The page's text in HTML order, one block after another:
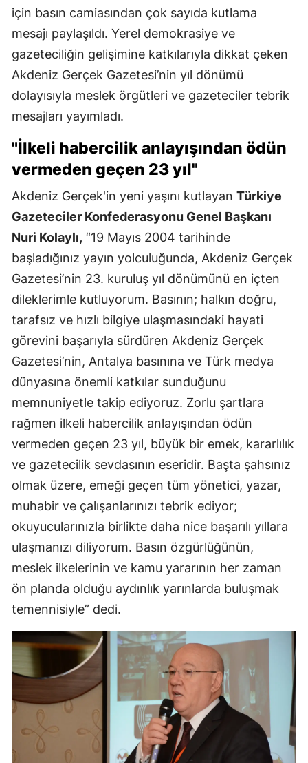
için basın camiasından çok sayıda kutlama
mesajı paylaşıldı. Yerel demokrasiye ve
gazeteciliğin gelişimine katkılarıyla dikkat çeken
Akdeniz Gerçek Gazetesi’nin yıl dönümü
dolayısıyla meslek örgütleri ve gazeteciler tebrik
mesajları yayımladı.
"İlkeli habercilik anlayışından ödün
vermeden geçen 23 yıl"
Akdeniz Gerçek'in yeni yaşını kutlayan Türkiye
Gazeteciler Konfederasyonu Genel Başkanı
Nuri Kolaylı, “19 Mayıs 2004 tarihinde
başladığınız yayın yolculuğunda, Akdeniz Gerçek
Gazetesi’nin 23. kuruluş yıl dönümünü en içten
dileklerimle kutluyorum. Basının; halkın doğru,
tarafsız ve hızlı bilgiye ulaşmasındaki hayati
görevini başarıyla sürdüren Akdeniz Gerçek
Gazetesi’nin, Antalya basınına ve Türk medya
dünyasına önemli katkılar sunduğunu
memnuniyetle takip ediyoruz. Zorlu şartlara
rağmen ilkeli habercilik anlayışından ödün
vermeden geçen 23 yıl, büyük bir emek, kararlılık
ve gazetecilik sevdasının eseridir. Başta şahsınız
olmak üzere, emeği geçen tüm yönetici, yazar,
muhabir ve çalışanlarınızı tebrik ediyor;
okuyucularınızla birlikte daha nice başarılı yıllara
ulaşmanızı diliyorum. Basın özgürlüğünün,
meslek ilkelerinin ve kamu yararının her zaman
ön planda olduğu aydınlık yarınlarda buluşmak
temennisiyle” dedi.